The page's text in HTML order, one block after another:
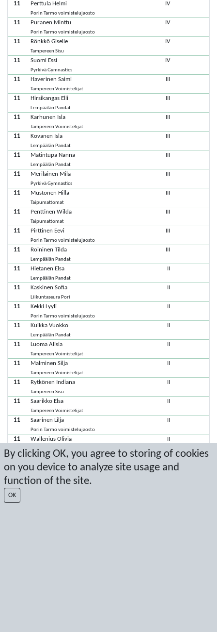
By clicking OK, you agree to storing of cookies
on you device to analyze site usage and
function of the site.
OK
11 Perttula Helmi
Porin Tarmo voimistelujaosto
IV
11 Puranen Minttu
Porin Tarmo voimistelujaosto
IV
11 Rönkkö Giselle
Tampereen Sisu
IV
11 Suomi Essi
Pyrkivä Gymnastics
IV
11 Haverinen Saimi
Tampereen Voimistelijat
III
11 Hirsikangas Elli
Lempäälän Pandat
III
11 Karhunen Isla
Tampereen Voimistelijat
III
11 Kovanen Isla
Lempäälän Pandat
III
11 Matintupa Nanna
Lempäälän Pandat
III
11 Meriläinen Mila
Pyrkivä Gymnastics
III
11 Mustonen Hilla
Taipumattomat
III
11 Penttinen Wilda
Taipumattomat
III
11 Pirttinen Eevi
Porin Tarmo voimistelujaosto
III
11 Roininen Tilda
Lempäälän Pandat
III
11 Hietanen Elsa
Lempäälän Pandat
II
11 Kaskinen Sofia
Liikuntaseura Pori
II
11 Kekki Lyyli
Porin Tarmo voimistelujaosto
II
11 Kuikka Vuokko
Lempäälän Pandat
II
11 Luoma Alisia
Tampereen Voimistelijat
II
11 Malminen Silja
Tampereen Voimistelijat
II
11 Rytkönen Indiana
Tampereen Sisu
II
11 Saarikko Elsa
Tampereen Voimistelijat
II
11 Saarinen Lilja
Porin Tarmo voimistelujaosto
II
11 Wallenius Olivia
Lempäälän Pandat
II
11 Erkhova Nika
Porin Tarmo voimistelujaosto
I
Holt Alexandra
11